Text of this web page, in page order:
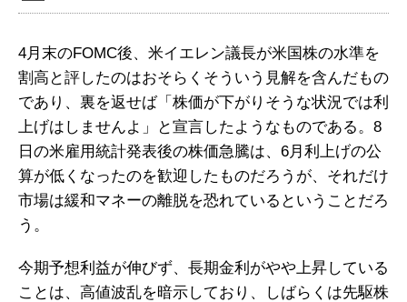
4月末のFOMC後、米イエレン議長が米国株の水準を
割高と評したのはおそらくそういう見解を含んだもの
であり、裏を返せば「株価が下がりそうな状況では利
上げはしませんよ」と宣言したようなものである。8
日の米雇用統計発表後の株価急騰は、6月利上げの公
算が低くなったのを歓迎したものだろうが、それだけ
市場は緩和マネーの離脱を恐れているということだろ
う。
今期予想利益が伸びず、長期金利がやや上昇している
ことは、高値波乱を暗示しており、しばらくは先駆株